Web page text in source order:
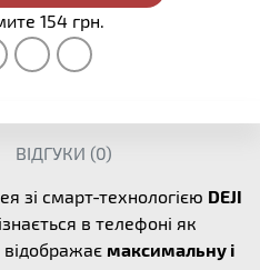
154 грн.
ВІДГУКИ (0)
зі смарт-технологією DEJI
в телефоні як
відображає максимальну і